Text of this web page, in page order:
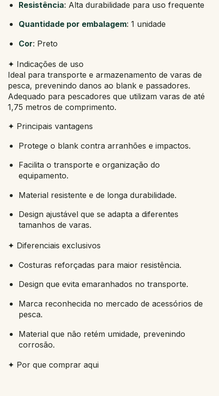
Resistência: Alta durabilidade para uso frequente
Quantidade por embalagem: 1 unidade
Cor: Preto
✦ Indicações de uso
Ideal para transporte e armazenamento de varas de
pesca, prevenindo danos ao blank e passadores.
Adequado para pescadores que utilizam varas de até
1,75 metros de comprimento.
✦ Principais vantagens
Protege o blank contra arranhões e impactos.
Facilita o transporte e organização do
equipamento.
Material resistente e de longa durabilidade.
Design ajustável que se adapta a diferentes
tamanhos de varas.
✦ Diferenciais exclusivos
Costuras reforçadas para maior resistência.
Design que evita emaranhados no transporte.
Marca reconhecida no mercado de acessórios de
pesca.
Material que não retém umidade, prevenindo
corrosão.
✦ Por que comprar aqui